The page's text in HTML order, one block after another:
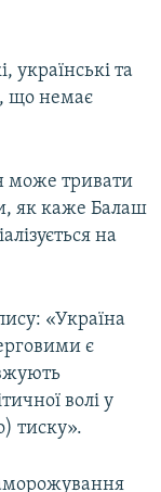
українські та
що немає
може тривати
як каже Балаш
на
«Україна
є
волі у
тиску».